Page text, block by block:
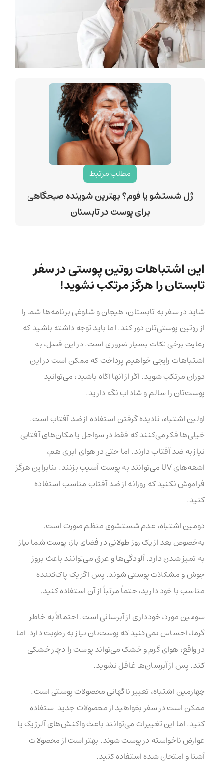
مطلب مرتبط
ژل شستشو یا فوم؟ بهترین شوینده صبحگاهی
برای پوست در تابستان
این اشتباهات روتین پوستی در سفر
تابستان را هرگز مرتکب نشوید!
شاید در سفر به تابستان، هیجان و شلوغی برنامه‌ها شما را
از روتین پوستی‌تان دور کند. اما باید توجه داشته باشید که
رعایت برخی نکات بسیار ضروری است. در این فصل، به
اشتباهات رایجی خواهیم پرداخت که ممکن است در این
دوران مرتکب شوید. اگر از آنها آگاه باشید، می‌توانید
پوست‌تان را سالم و شاداب نگه دارید.
اولین اشتباه، نادیده گرفتن استفاده از ضد آفتاب است.
خیلی‌ها فکر می‌کنند که فقط در سواحل یا مکان‌های آفتابی
نیاز به ضد آفتاب دارند. اما حتی در هوای ابری هم،
اشعه‌های UV می‌توانند به پوست آسیب بزنند. بنابراین هرگز
فراموش نکنید که روزانه از ضد آفتاب مناسب استفاده
کنید.
دومین اشتباه، عدم شستشوی منظم صورت است.
به‌خصوص بعد از یک روز طولانی در فضای باز، پوست شما نیاز
به تمیز شدن دارد. آلودگی‌ها و عرق می‌توانند باعث بروز
جوش و مشکلات پوستی شوند. پس اگر یک پاک‌کننده
مناسب با خود دارید، حتماً مرتباً از آن استفاده کنید.
سومین مورد، خودداری از آبرسانی است. احتمالاً به خاطر
گرما، احساس نمی‌کنید که پوست‌تان نیاز به رطوبت دارد. اما
در واقع، هوای گرم و خشک می‌تواند پوست را دچار خشکی
کند. پس از آبرسان‌ها غافل نشوید.
چهارمین اشتباه، تغییر ناگهانی محصولات پوستی است.
ممکن است در سفر بخواهید از محصولات جدید استفاده
کنید. اما این تغییرات می‌توانند باعث واکنش‌های آلرژیک یا
عوارض ناخواسته در پوست شوند. بهتر است از محصولات
آشنا و امتحان شده استفاده کنید.